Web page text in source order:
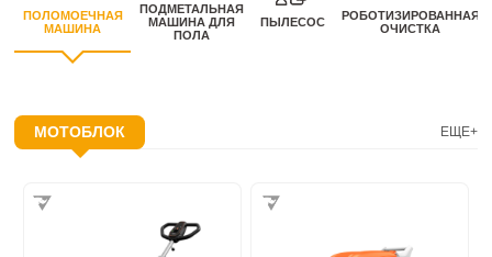
ПОЛОМОЕЧНАЯ
МАШИНА
ПОДМЕТАЛЬНАЯ
МАШИНА ДЛЯ
ПОЛА
ПЫЛЕСОС
РОБОТИЗИРОВАННАЯ
ОЧИСТКА
МОТОБЛОК ЕЩЕ+